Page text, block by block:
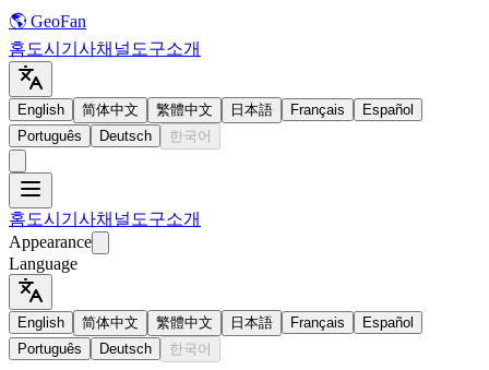
🌎 GeoFan
홈도시 기사채널 도구소개
English 简体中文 繁體中文 日本語 Français
Español
Português
Deutsch 한국어
홈도시 기사채널 도구소개
Appearance
Language
English 简体中文 繁體中文 日本語 Français
Español
Português
Deutsch 한국어